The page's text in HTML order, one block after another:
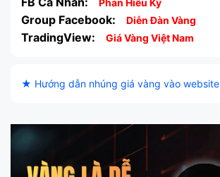
Group Facebook: Diễn Đàn Vàng
TradingView: Giá Vàng Việt Nam
★ Hướng dẫn nhúng giá vàng vào website